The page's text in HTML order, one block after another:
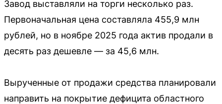
Завод выставляли на торги несколько раз.
Первоначальная цена составляла 455,9 млн
рублей, но в ноябре 2025 года актив продали в
десять раз дешевле — за 45,6 млн.
Вырученные от продажи средства планировали
направить на покрытие дефицита областного